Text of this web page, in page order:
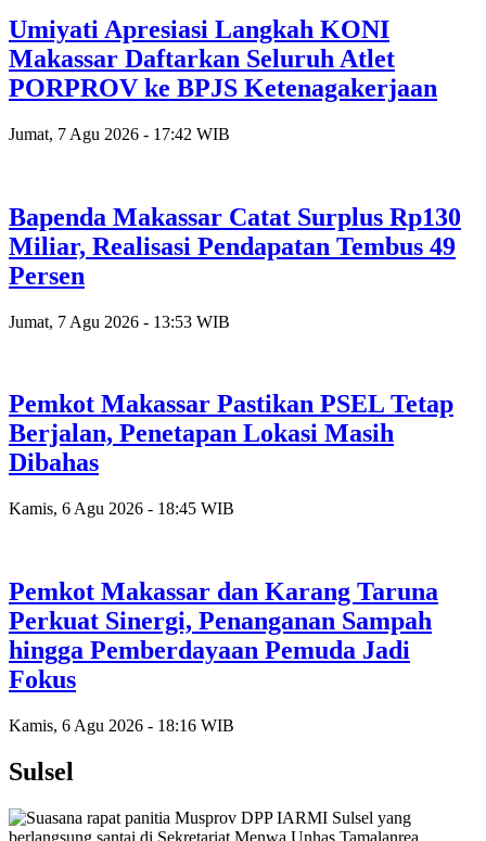
Umiyati Apresiasi Langkah KONI
Makassar Daftarkan Seluruh Atlet
PORPROV ke BPJS Ketenagakerjaan
Jumat, 7 Agu 2026 - 17:42 WIB
Bapenda Makassar Catat Surplus Rp130
Miliar, Realisasi Pendapatan Tembus 49
Persen
Jumat, 7 Agu 2026 - 13:53 WIB
Pemkot Makassar Pastikan PSEL Tetap
Berjalan, Penetapan Lokasi Masih
Dibahas
Kamis, 6 Agu 2026 - 18:45 WIB
Pemkot Makassar dan Karang Taruna
Perkuat Sinergi, Penanganan Sampah
hingga Pemberdayaan Pemuda Jadi
Fokus
Kamis, 6 Agu 2026 - 18:16 WIB
Sulsel